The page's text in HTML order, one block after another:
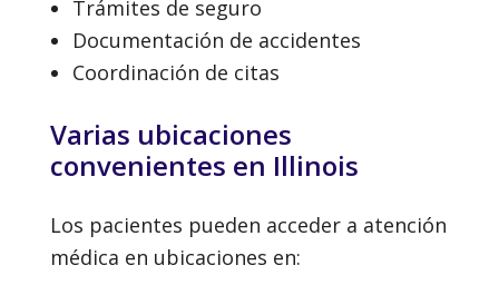
Trámites de seguro
Documentación de accidentes
Coordinación de citas
Varias ubicaciones
convenientes en Illinois
Los pacientes pueden acceder a atención
médica en ubicaciones en: